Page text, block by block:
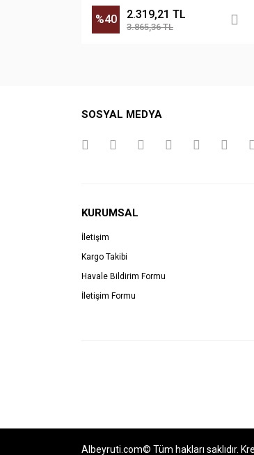
%40 2.319,21 TL
3.865,36 TL
SOSYAL MEDYA
KURUMSAL
İletişim
Kargo Takibi
Havale Bildirim Formu
İletişim Formu
Albeyruti.com© Tüm hakları saklıdır.